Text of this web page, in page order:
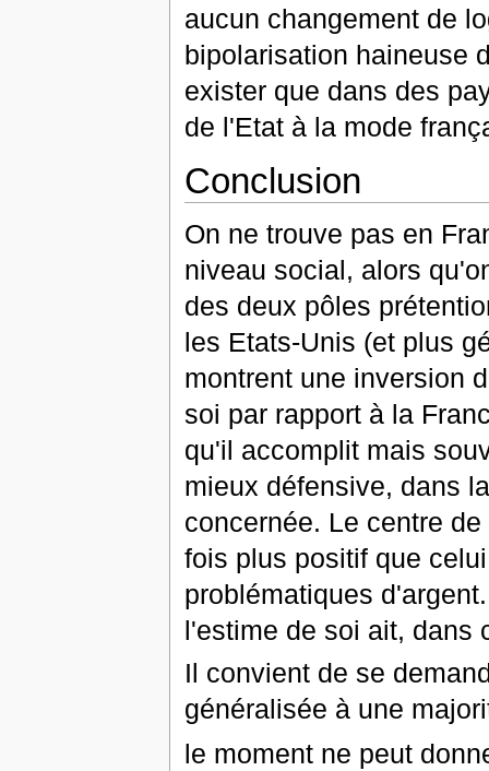
aucun changement de
bipolarisation haineuse
exister que dans des
de l'Etat à la mode
Conclusion
On ne trouve pas en
niveau social, alors
des deux pôles
les Etats-Unis (et plus
montrent une inversion
soi par rapport à la
qu'il accomplit mais
mieux défensive, dans
concernée. Le centre
fois plus positif que
problématiques
l'estime de soi ait, dans
Il convient de se
généralisée à une
le moment ne peut